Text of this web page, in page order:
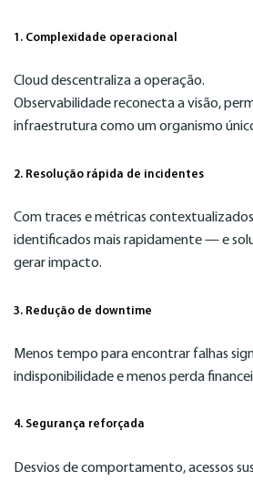
1. Complexidade operacional
Cloud descentraliza a operação.
Observabilidade reconecta a visão,
infraestrutura como um organismo
2. Resolução rápida de incidentes
Com traces e métricas
identificados mais rapidamente — e
gerar impacto.
3. Redução de downtime
Menos tempo para encontrar falhas
indisponibilidade e menos perda
4. Segurança reforçada
Desvios de comportamento, acessos